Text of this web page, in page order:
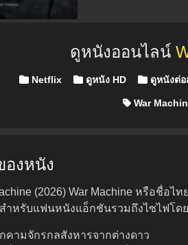
ดูหนังออนไลน์
Posted in
Netflix ดูหนัง HD ดูหนังต่อ
War
องหนัง
(2026) War Machine หรือชื่อ
ำหรับแฟนหนังแอ็กชันรวมถึงไซไฟโ
คามจักรกลสังหารจากต่างดาว